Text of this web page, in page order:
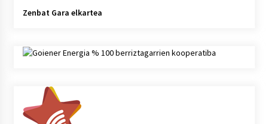
Zenbat Gara elkartea